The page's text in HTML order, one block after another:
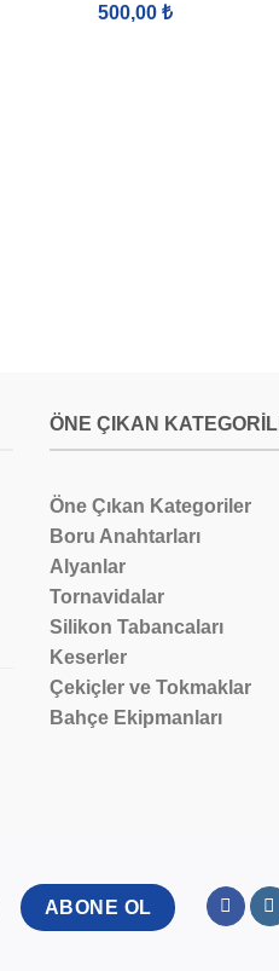
500,00₺aralığı:
ÖNE ÇIKAN
Öne Çıkan Kategoriler
Boru Anahtarları
Alyanlar
Tornavidalar
Silikon Tabancaları
Keserler
Çekiçler ve Tokmaklar
Bahçe Ekipmanları